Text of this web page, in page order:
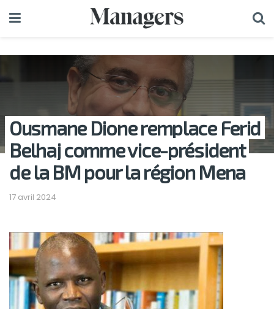
Ousmane Dione remplace Ferid
Belhaj comme vice-président
de la BM pour la région Mena
17 avril 2024